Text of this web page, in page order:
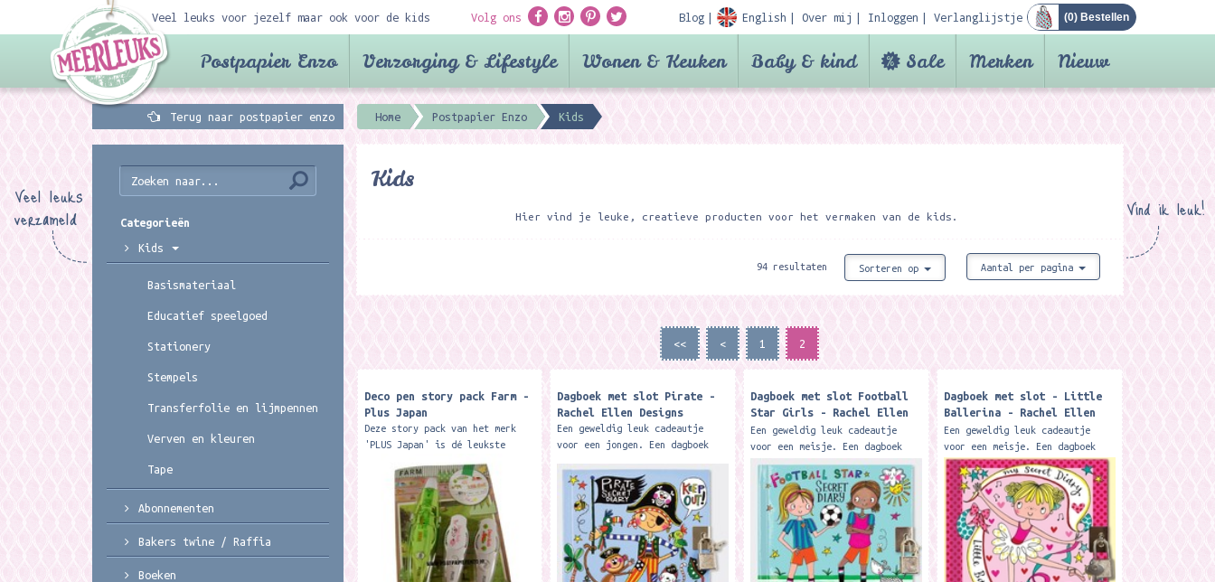
Veel leuks voor jezelf maar ook voor de kids Volg ons Blog English Over mij Inloggen Verlanglijstje (0) Bestellen
Postpapier Enzo Verzorging & Lifestyle Wonen & Keuken Baby & kind Sale Merken Nieuw
Terug naar postpapier enzo Home Postpapier Enzo Kids
Vind ik leuk!
Kids
Hier vind je leuke, creatieve producten voor het vermaken van de kids.
94 resultaten Sorteren op Aantal per pagina
<< < 1 2
Deco pen story pack Farm -
Plus Japan
Deze story pack van het merk
'PLUS Japan' is dé leukste
decoratie set met 1 pen +
1 decoratie tape en 2...
Dagboek met slot Pirate -
Rachel Ellen Designs
Een geweldig leuk cadeautje
voor een jongen. Een dagboek
van alle gedachten en
geheimpjes. Formaat: 14,1 x
14,7 cm....
Dagboek met slot Football
Star Girls - Rachel Ellen
Designs
Een geweldig leuk cadeautje
voor een meisje. Een dagboek
met slot voor het opschrijven
van alle gedachten en
geheimpjes. Formaat: 14,1 x
14,7 cm....
Dagboek met slot - Little
Ballerina - Rachel Ellen
Designs
Een geweldig leuk cadeautje
voor een meisje. Een dagboek
met slot voor het opschrijven
van alle gedachten en
geheimpjes. Formaat: 14,1 x
14,7 cm....
Veel leuks
verzameld
Categorieën
Kids
Basismateriaal
Educatief speelgoed
Stationery
Stempels
Transferfolie en lijmpennen
Verven en kleuren
Tape
Abonnementen
Bakers twine / Raffia
Boeken